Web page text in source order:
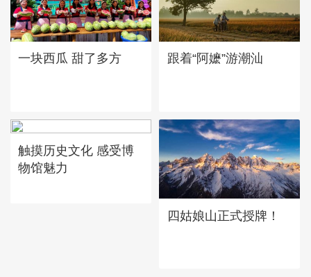
一块西瓜 甜了多方 跟着“阿嬷”游潮汕
触摸历史文化 感受博
物馆魅力
四姑娘山正式授牌！